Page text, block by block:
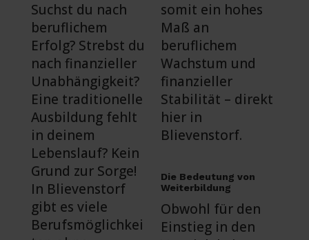
Suchst du nach
beruflichem
Erfolg? Strebst du
nach finanzieller
Unabhängigkeit?
Eine traditionelle
Ausbildung fehlt
in deinem
Lebenslauf? Kein
Grund zur Sorge!
In Blievenstorf
gibt es viele
Berufsmöglichkei
somit ein hohes
Maß an
beruflichem
Wachstum und
finanzieller
Stabilität – direkt
hier in
Blievenstorf.
Die Bedeutung von
Weiterbildung
Obwohl für den
Einstieg in den